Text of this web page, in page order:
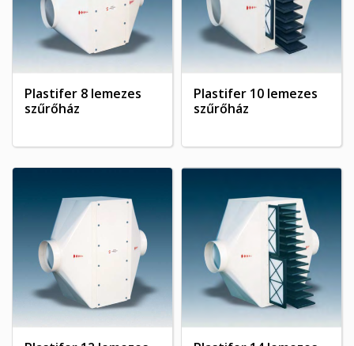
Plastifer 8 lemezes
szűrőház
Plastifer 10 lemezes
szűrőház